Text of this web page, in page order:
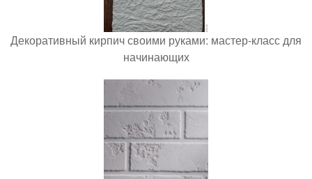
Декоративный кирпич своими руками: мастер-класс для
начинающих